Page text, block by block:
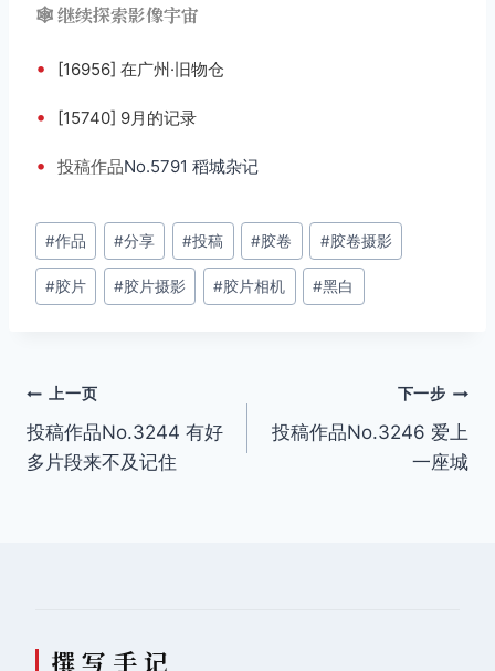
🕸️ 继续探索影像宇宙
• [16956] 在广州·旧物仓
• [15740] 9月的记录
• 投稿作品No.5791 稻城杂记
文
章
标
#作品 #分享 #投稿 #胶卷 #胶卷摄影
#胶片 #胶片摄影 #胶片相机 #黑白
文
章
上一页
投稿作品No.3244 有好
多片段来不及记住
下一步
投稿作品No.3246 爱上
一座城
撰 写 手 记